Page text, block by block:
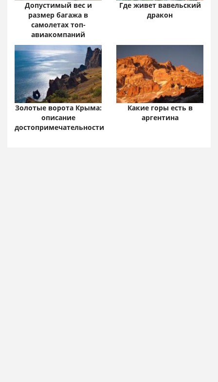
Допустимый вес и
размер багажа в
самолетах топ-
авиакомпаний
Где живет вавельский
дракон
Золотые ворота Крыма:
описание
достопримечательности
Какие горы есть в
аргентина